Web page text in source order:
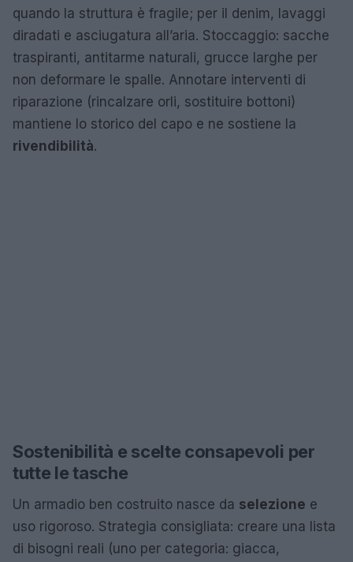
quando la struttura è fragile; per il denim, lavaggi
diradati e asciugatura all’aria. Stoccaggio: sacche
traspiranti, antitarme naturali, grucce larghe per
non deformare le spalle. Annotare interventi di
riparazione (rincalzare orli, sostituire bottoni)
mantiene lo storico del capo e ne sostiene la
rivendibilità.
Sostenibilità e scelte consapevoli per
tutte le tasche
Un armadio ben costruito nasce da selezione e
uso rigoroso. Strategia consigliata: creare una lista
di bisogni reali (uno per categoria: giacca,